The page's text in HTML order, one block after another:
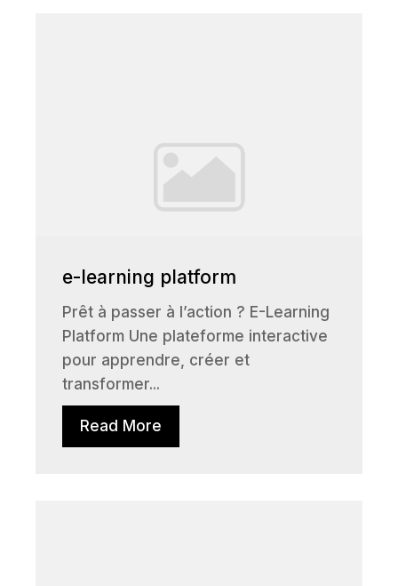
e-learning platform
Prêt à passer à l’action ? E-Learning
Platform Une plateforme interactive
pour apprendre, créer et
transformer...
Read More